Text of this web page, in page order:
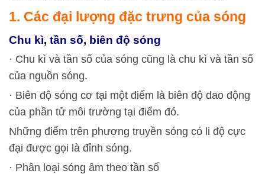
1. Các đại lượng đặc trưng của sóng
Chu kì, tần số, biên độ sóng
· Chu kì và tần số của sóng cũng là chu kì và tần số
của nguồn sóng.
· Biên độ sóng cơ tại một điểm là biên độ dao động
của phần tử môi trường tại điểm đó.
Những điểm trên phương truyền sóng có li độ cực
đại được gọi là đỉnh sóng.
· Phân loại sóng âm theo tần số